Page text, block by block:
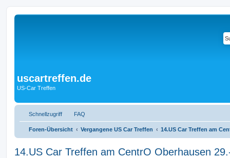
uscartreffen.de
US-Car Treffen
Schnellzugriff FAQ
Foren-Übersicht Vergangene US Car Treffen 14.US Car Treffen am
14.US Car Treffen am CentrO Oberhausen